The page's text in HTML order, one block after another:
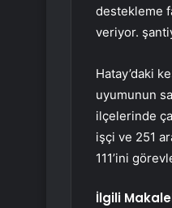
destekleme
veriyor.
Hatay’daki
uyumunun
ilçelerinde
işçi ve 251
111’ini
İlgili